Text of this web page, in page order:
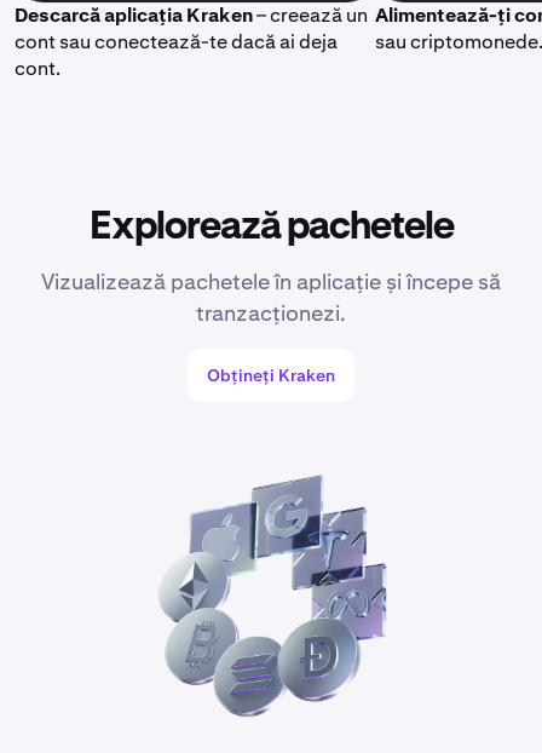
Descarcă aplicația Kraken– creează un
cont sau conectează-te dacă ai deja
cont.
Alimentează-ți
sau criptomonede.
Explorează pachetele
Vizualizează pachetele în aplicație și începe să
tranzacționezi.
Obțineți Kraken